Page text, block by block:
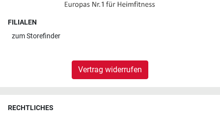
FILIALEN
zumStorefinder
Vertrag widerrufen
RECHTLICHES